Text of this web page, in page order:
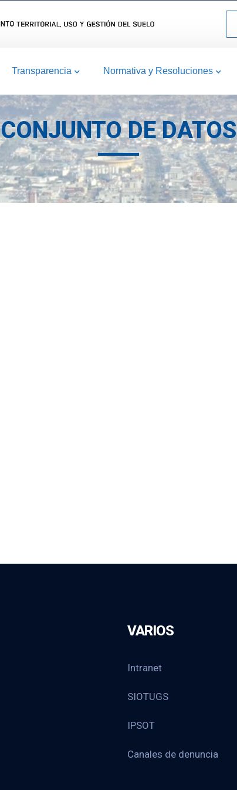
Transparencia Normativa y Resoluciones
CONJUNTO DE DATOS
VARIOS
Intranet
SIOTUGS
IPSOT
Canales de denuncia